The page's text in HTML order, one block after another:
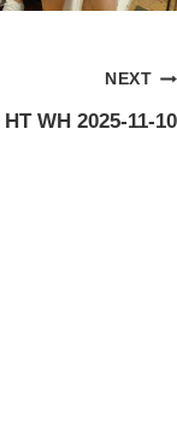
NEXT
HT WH 2025-11-10